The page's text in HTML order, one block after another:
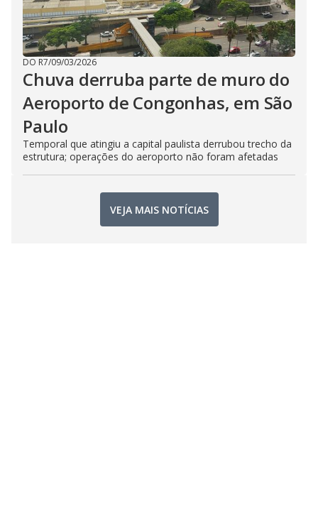
DO R7/09/03/2026
Chuva derruba parte de muro do
Aeroporto de Congonhas, em São
Paulo
Temporal que atingiu a capital paulista derrubou trecho da
estrutura; operações do aeroporto não foram afetadas
VEJA MAIS NOTÍCIAS